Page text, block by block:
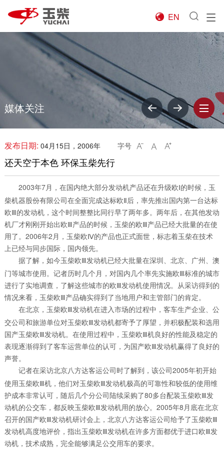

EN
媒体关注
发布日期: 04月15日，2006年 字号   
还天空于本色 环保玉柴先行
2003年7月，在国内绝大部分发动机产品还在升级欧Ⅰ的时候，玉
柴机器股份有限公司在全面完成达标欧Ⅱ后，率先推出国内第一台达标
欧Ⅲ的发动机，这个时间整整比同行早了两年多。两年后，在其他发动
机厂才刚刚开始出欧Ⅲ产品的时候，玉柴的欧Ⅲ产品已经大批量的在使
用了。2006年2月，玉柴欧Ⅳ的产品也正式面世，标志着玉柴在技术
上已经与同步国际，国内领先。
据了解，如今玉柴欧Ⅲ发动机已经大批量在深圳、北京、广州、澳
门等城市使用。记者历时几个月，对国内几个率先实施欧Ⅲ标准的城市
进行了实地调查，了解这些城市的欧Ⅲ发动机使用情况。从采访得到的
情况来看，玉柴欧Ⅲ产品确实得到了当地用户和主管部门的肯定。
在北京，玉柴欧Ⅲ发动机在进入市场的过程中，客车生产企业、公
交公司和旅游单位对玉柴欧Ⅲ发动机都寄予了厚望，并积极配装和选用
国产玉柴欧Ⅲ发动机。在使用过程中，玉柴欧Ⅲ机良好的性能及稳定的
表现逐渐得到了客车运营单位的认可，为国产欧Ⅲ发动机赢得了良好的
声誉。
记者在采访北京八方达客运公司时了解到，该公司2005年初开始
使用玉柴欧Ⅲ机，他们对玉柴欧Ⅲ发动机极高的可靠性和较低的使用维
护成本非常认可，随后几个分公司陆续采购了80多台配装玉柴欧Ⅲ发
动机的公交车，都反映玉柴欧Ⅲ发动机用的放心。2005年8月底在北京
召开的国产欧Ⅲ发动机研讨会上，北京八方达客运公司给予了玉柴欧Ⅲ
发动机高度地评价，指出玉柴欧Ⅲ发动机在许多方面都优于进口欧Ⅲ发
动机，技术成熟，完全能够满足公交用车的要求。